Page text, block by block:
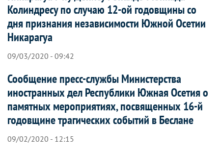
Колиндресу по случаю 12-ой годовщины со
дня признания независимости Южной Осетии
Никарагуа
09/03/2020 - 09:42
Сообщение пресс-службы Министерства
иностранных дел Республики Южная Осетия о
памятных мероприятиях, посвященных 16-й
годовщине трагических событий в Беслане
09/02/2020 - 12:15